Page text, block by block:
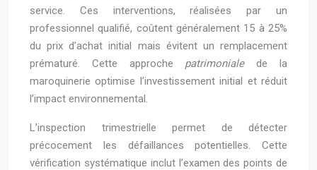
service. Ces interventions, réalisées par un
professionnel qualifié, coûtent généralement 15 à 25%
du prix d’achat initial mais évitent un remplacement
prématuré. Cette approche patrimonialede la
maroquinerie optimise l’investissement initial et réduit
l’impact environnemental.
L’inspection trimestrielle permet de détecter
précocement les défaillances potentielles. Cette
vérification systématique inclut l’examen des points de